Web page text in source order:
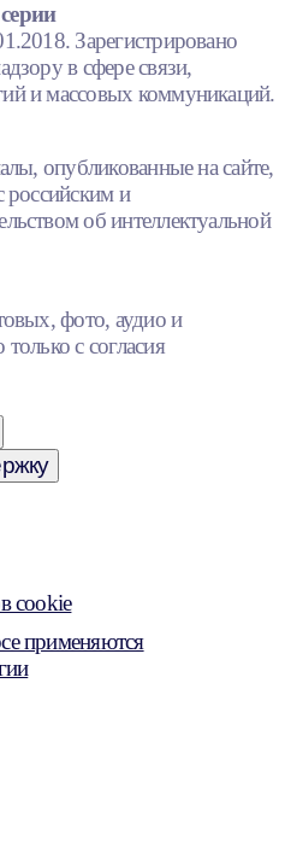
Зарегистрировано
в сфере связи,
и массовых коммуникаций.
опубликованные на сайте,
российским и
об интеллектуальной
фото, аудио и
с согласия
cookie
применяются